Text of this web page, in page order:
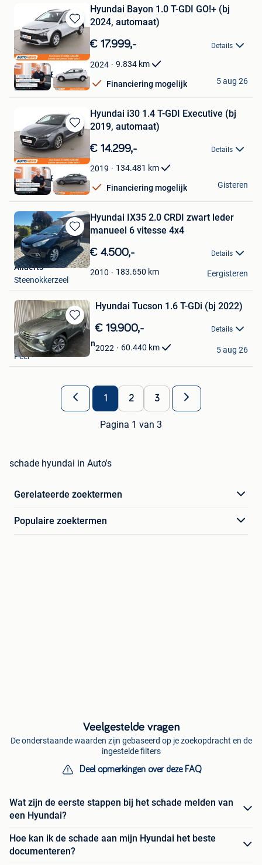
Bewaren
in
Mijn
Favorieten
Hyundai Bayon 1.0 T-GDI GO!+ (bj
2024, automaat)
€ 17.999,- Details
2024 9.834 km
Financiering mogelijk
Autohero België
Brussel
5 aug 26
Bewaren
in
Favorieten
Hyundai i30 1.4 T-GDI Executive (bj
2019, automaat)
€ 14.299,- Details
2019 134.481 km
Financiering mogelijk
Autohero België
Brussel
Gisteren
Bewaren
in
Mijn
Favorieten
Hyundai IX35 2.0 CRDI zwart leder
manueel 6 vitesse 4x4
€ 4.500,- Details
2010 183.650 km
Allaerts
Steenokkerzeel
Eergisteren
Bewaren
in
Mijn
Favorieten
Hyundai Tucson 1.6 T-GDi (bj 2022)
€ 19.900,- Details
2022 60.440 km
Autocenter Schrooten
Peer
5 aug 26
1 2 3
Pagina 1 van 3
schade hyundai in Auto's
Gerelateerde zoektermen
Populaire zoektermen
Veelgestelde vragen
De onderstaande waarden zijn gebaseerd op je zoekopdracht en de
ingestelde filters
Deel opmerkingen over deze FAQ
Wat zijn de eerste stappen bij het schade melden van
een Hyundai?
Hoe kan ik de schade aan mijn Hyundai het beste
documenteren?